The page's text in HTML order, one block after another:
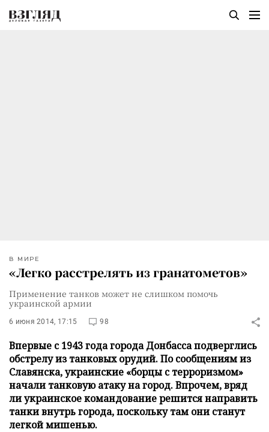
В МИРЕ
«Легко расстрелять из гранатометов»
Применение танков может не слишком помочь
украинской армии
6 июня 2014, 17:15 98
Впервые с 1943 года города Донбасса подверглись
обстрелу из танковых орудий. По сообщениям из
Славянска, украинские «борцы с терроризмом»
начали танковую атаку на город. Впрочем, вряд
ли украинское командование решится направить
танки внутрь города, поскольку там они станут
легкой мишенью.